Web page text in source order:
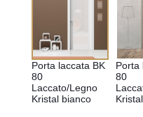
Porta laccata BK
80
Laccato/Legno
Kristal bianco
Porta
80